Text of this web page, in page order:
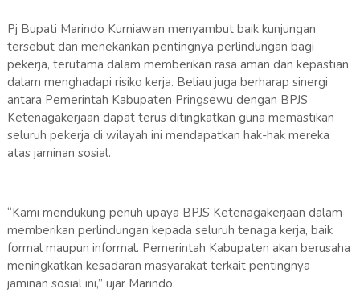
Pj Bupati Marindo Kurniawan menyambut baik kunjungan
tersebut dan menekankan pentingnya perlindungan bagi
pekerja, terutama dalam memberikan rasa aman dan kepastian
dalam menghadapi risiko kerja. Beliau juga berharap sinergi
antara Pemerintah Kabupaten Pringsewu dengan BPJS
Ketenagakerjaan dapat terus ditingkatkan guna memastikan
seluruh pekerja di wilayah ini mendapatkan hak-hak mereka
atas jaminan sosial.
“Kami mendukung penuh upaya BPJS Ketenagakerjaan dalam
memberikan perlindungan kepada seluruh tenaga kerja, baik
formal maupun informal. Pemerintah Kabupaten akan berusaha
meningkatkan kesadaran masyarakat terkait pentingnya
jaminan sosial ini,” ujar Marindo.